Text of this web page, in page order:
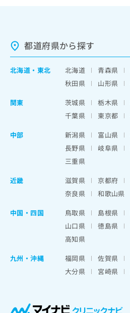
都道府県から探す
北海道 ・ 東北 北海道 青森県
秋田県
山形県
関東
茨城県 栃木県
千葉県
東京都
中部
新潟県 富山県
長野県
岐阜県
三重県
近畿
滋賀県 京都府
奈良県
和歌山県
中国・四国
鳥取県 島根県
山口県
徳島県
高知県
九州・沖縄
福岡県 佐賀県
大分県
宮崎県